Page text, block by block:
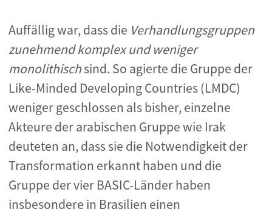
Auffällig war, dass die Verhandlungsgruppen
zunehmend komplex und weniger
monolithischsind. So agierte die Gruppe der
Like-Minded Developing Countries (LMDC)
weniger geschlossen als bisher, einzelne
Akteure der arabischen Gruppe wie Irak
deuteten an, dass sie die Notwendigkeit der
Transformation erkannt haben und die
Gruppe der vier BASIC-Länder haben
insbesondere in Brasilien einen